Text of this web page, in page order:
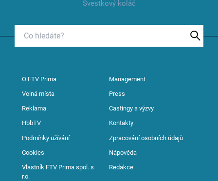
Švestkový koláč
O FTV Prima Management
Volná místa Press
Reklama Castingy a výzvy
HbbTV Kontakty
Podmínky užívání Zpracování osobních údajů
Cookies Nápověda
Vlastník FTV Prima spol. s
r.o.
Redakce